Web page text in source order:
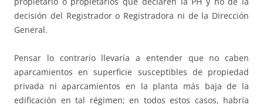
decisión del Registrador o Registradora ni de la Dirección
General.
Pensar lo contrario llevaría a entender que no caben
aparcamientos en superficie susceptibles de propiedad
privada ni aparcamientos en la planta más baja de la
edificación en tal régimen; en todos estos casos, habría